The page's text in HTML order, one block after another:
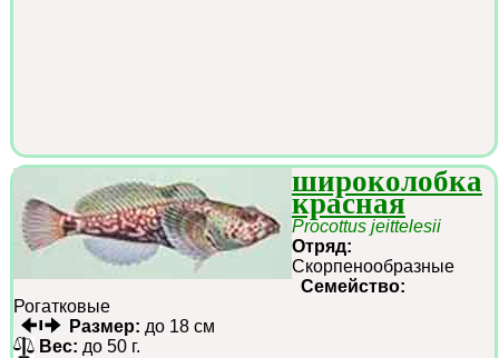
широколобка
красная
Procottus jeittelesii
Отряд:
Скорпенообразные
Семейство:
Рогатковые
Размер: до 18 см
Вес: до 50 г.